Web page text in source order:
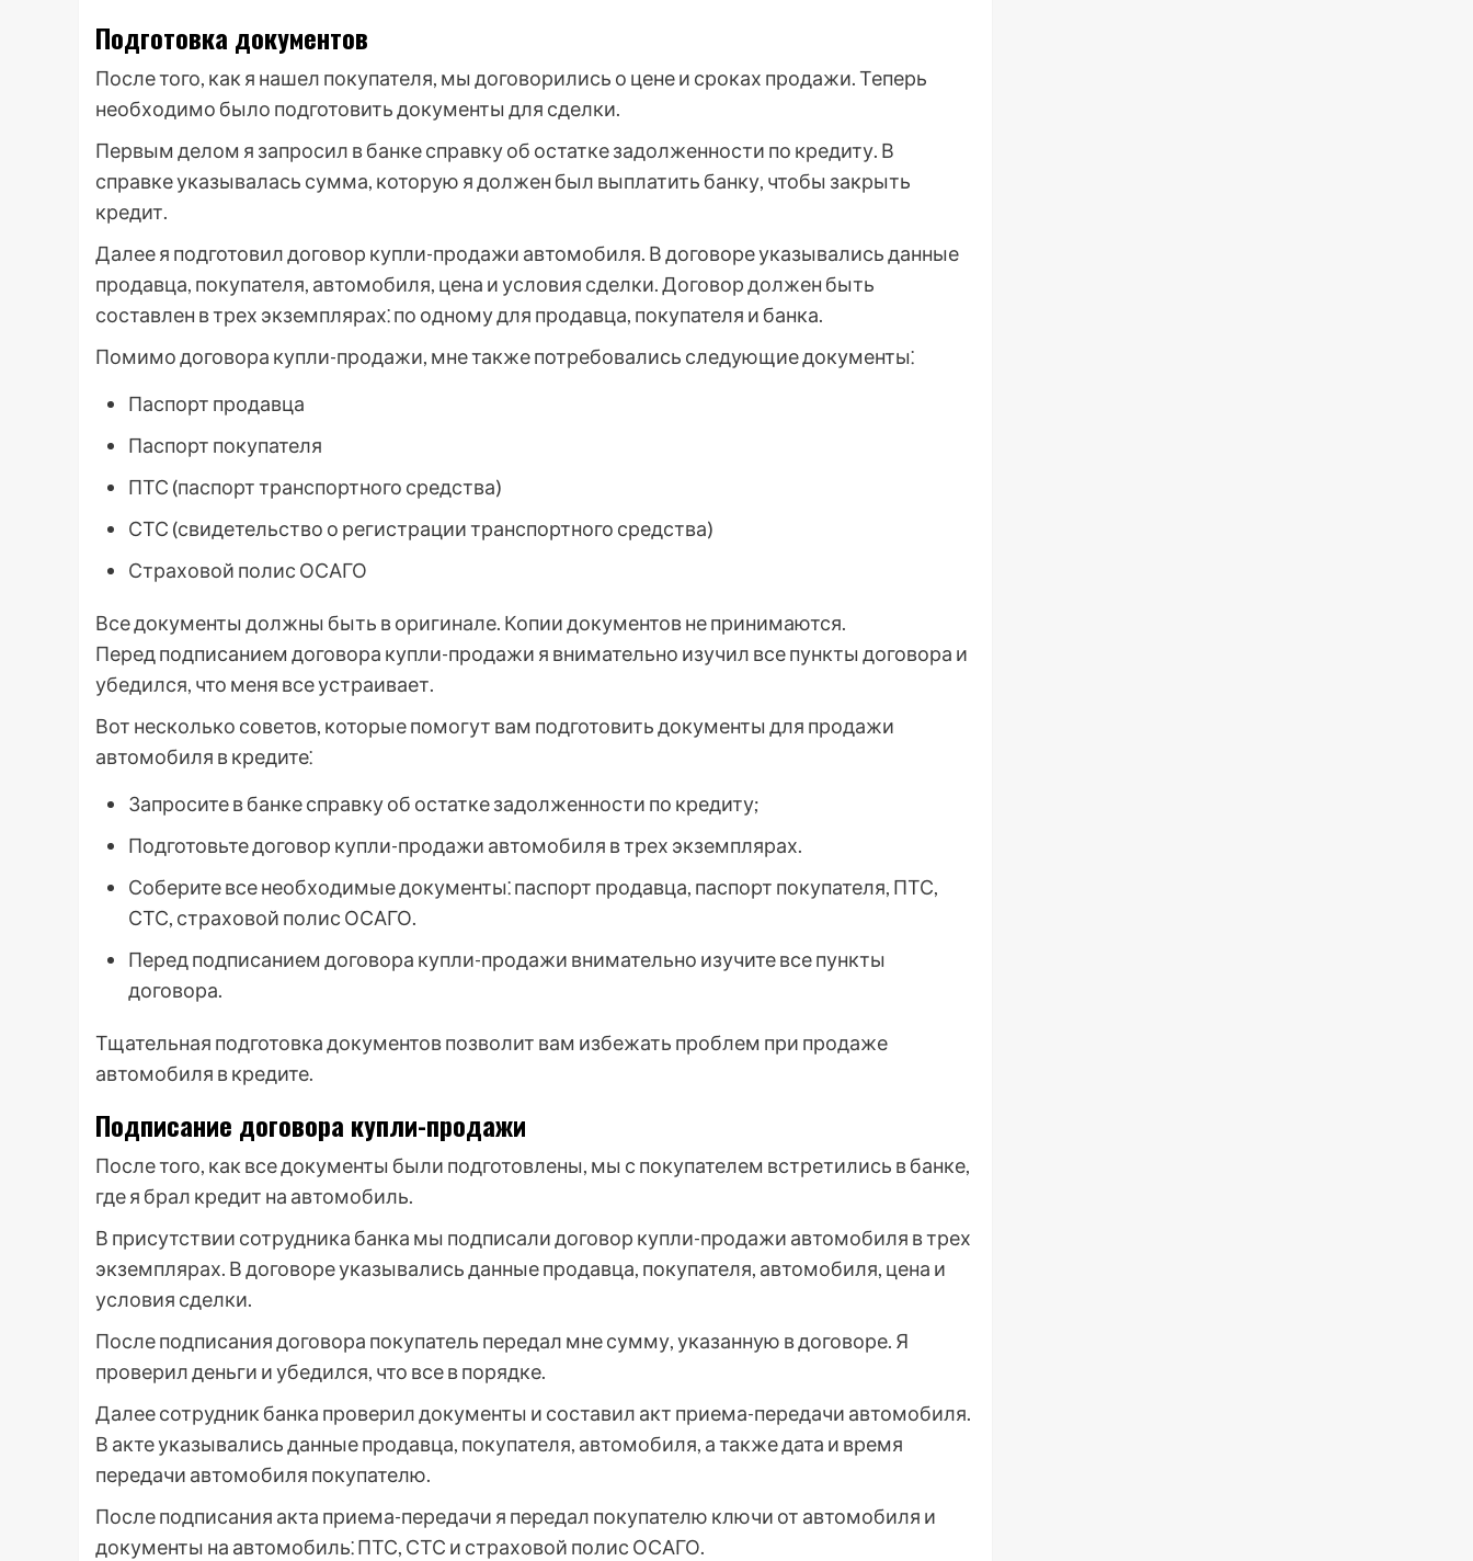
Подготовка документов
После того, как я нашел покупателя, мы договорились о цене и сроках продажи. Теперь
необходимо было подготовить документы для сделки.
Первым делом я запросил в банке справку об остатке задолженности по кредиту. В
справке указывалась сумма, которую я должен был выплатить банку, чтобы закрыть
кредит.
Далее я подготовил договор купли-продажи автомобиля. В договоре указывались данные
продавца, покупателя, автомобиля, цена и условия сделки. Договор должен быть
составлен в трех экземплярах⁚ по одному для продавца, покупателя и банка.
Помимо договора купли-продажи, мне также потребовались следующие документы⁚
Паспорт продавца
Паспорт покупателя
ПТС (паспорт транспортного средства)
СТС (свидетельство о регистрации транспортного средства)
Страховой полис ОСАГО
Все документы должны быть в оригинале. Копии документов не принимаются.
Перед подписанием договора купли-продажи я внимательно изучил все пункты договора и
убедился, что меня все устраивает.
Вот несколько советов, которые помогут вам подготовить документы для продажи
автомобиля в кредите⁚
Запросите в банке справку об остатке задолженности по кредиту;
Подготовьте договор купли-продажи автомобиля в трех экземплярах.
Соберите все необходимые документы⁚ паспорт продавца, паспорт покупателя, ПТС,
СТС, страховой полис ОСАГО.
Перед подписанием договора купли-продажи внимательно изучите все пункты
договора.
Тщательная подготовка документов позволит вам избежать проблем при продаже
автомобиля в кредите.
Подписание договора купли-продажи
После того, как все документы были подготовлены, мы с покупателем встретились в банке,
где я брал кредит на автомобиль.
В присутствии сотрудника банка мы подписали договор купли-продажи автомобиля в трех
экземплярах. В договоре указывались данные продавца, покупателя, автомобиля, цена и
условия сделки.
После подписания договора покупатель передал мне сумму, указанную в договоре. Я
проверил деньги и убедился, что все в порядке.
Далее сотрудник банка проверил документы и составил акт приема-передачи автомобиля.
В акте указывались данные продавца, покупателя, автомобиля, а также дата и время
передачи автомобиля покупателю.
После подписания акта приема-передачи я передал покупателю ключи от автомобиля и
документы на автомобиль⁚ ПТС, СТС и страховой полис ОСАГО.